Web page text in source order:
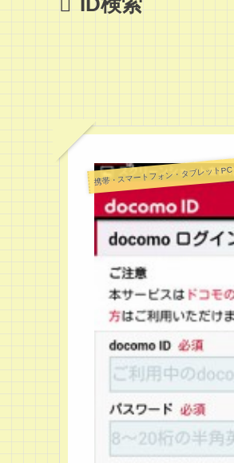
携帯・スマートフォン・タブレットPC